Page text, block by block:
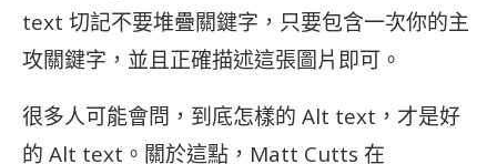
text 切記不要堆疊關鍵字，只要包含一次你的主
攻關鍵字，並且正確描述這張圖片即可。
很多人可能會問，到底怎樣的 Alt text，才是好
的 Alt text。關於這點，Matt Cutts 在